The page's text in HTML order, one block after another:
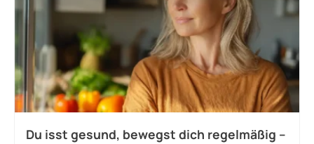
Du isst gesund, bewegst dich regelmäßig –